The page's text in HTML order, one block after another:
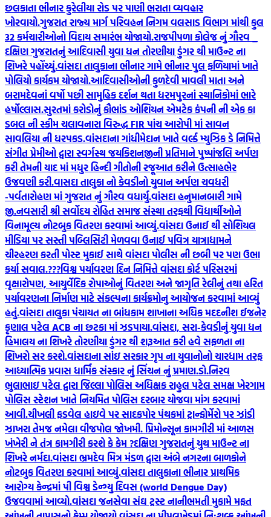
છલકાતા ભીનાર કુરેલીયા રોડ પર પાણી ભરાતા વ્યવહાર
ખોરવાયો.ગુજરાત રાજ્ય માર્ગ પરિવહન નિગમ વલસાડ વિભાગ માંથી કુલ
32 કર્મચારીઓનો વિદાય સમારંભ યોજાયો.રાજપીપળા કોલેજ નું ગૌરવ _
દક્ષિણ ગુજરાતનું આદિવાસી યુવા ધન તોરણીયા ડુંગર થી માઉન્ટ ના
શિખરે પહોંચ્યું.વાંસદા તાલુકાના ભીનાર ગામે ભીનાર પુલ ફળિયામાં ખાતે
પોલિયો કાર્યકમ યોજાયો.આદિવાસીઓની કુળદેવી માવલી માતા અને
બરામદેવનાં વર્ષો પછી સામુહિક દર્શન થતા ધરમપુરનાં સ્થાનિકોમાં ભારે
હર્ષોલ્લાસ.સુરતમાં કરોડોનું કૌભાંડ ઓશિયન એમટેક કંપની ની એક કા
ડબલ ની સ્કીમ ચલાવનારા વિરુદ્ધ FIR પાંચ આરોપી માં સાવન
સાવલિયા ની ધરપકડ.વાંસદાના ગાંધીમેદાન ખાતે વર્લ્ડ મ્યુઝિક ડે નિમિત્તે
સંગીત પ્રેમીઓ દ્વારા સ્વર્ગસ્થ જયકિશનજીની પ્રતિમાને પુષ્પાંજલિ અર્પણ
કરી તેમની યાદ માં મધુર હિન્દી ગીતોની રજૂઆત કરીને ઉત્સાહભેર
ઉજવણી કરી.વાસદા તાલુકા નો કેવડીનો યુવાન અર્પણ ચવધરી
-પર્વતારોહણ માં ગુજરાત નું ગૌરવ વધાર્યુ.વાંસદા હનુમાનબારી ગામે
જી.નવસારી શ્રી સર્વોદય રોહિત સમાજ સંસ્થા તરફથી વિદ્યાર્થીઓને
વિનામૂલ્ય નોટબુક વિતરણ કરવામાં આવ્યું.વાંસદા ઉનાઈ થી સોશિયલ
મીડિયા પર સસ્તી પબ્લિસિટી મેળવવા ઉનાઈ પવિત્ર યાત્રાધામને
ચીરહરણ કરતી પોસ્ટ મુકાઈ સાથે વાંસદા પોલીસ ની છબી પર પણ ઉભા
કર્યા સવાલ.???વિશ્વ પર્યાવરણ દિન નિમિત્તે વાંસદા કોર્ટ પરિસરમાં
વૃક્ષારોપણ, આયુર્વેદિક રોપાઓનું વિતરણ અને જાગૃતિ રેલીનું તથા હરિત
પર્યાવરણના નિર્માણ માટે સંકલ્પના કાર્યક્રમોનુ આયોજન કરવામાં આવ્યું
હતું.વાંસદા તાલુકા પંચાયત ના બાંધકામ શાખાના અધિક મદદનીશ ઈજનેર
કૃણાલ પટેલ ACB ના છટકા માં ઝડપાયા.વાંસદા, સરા-કેવડીનું યુવા ધન
હિમાલય ના શિખરે તોરણીયા ડુંગર થી શરૂઆત કરી હવે સફળતા ના
શિખરો સર કરશે.વાંસદાના સાંઇ સરકાર ગૃપ ના યુવાનોનો ચારધામ તરફ
આધ્યાત્મિક પ્રવાસ ધાર્મિક સંસ્કાર નું સિંચન નું પ્રમાણ.ડો.નિરવ
ભુલાભાઇ પટેલ દ્વારા જિલ્લા પોલિસ અધિક્ષક રાહુલ પટેલ સમક્ષ ખેરગામ
પોલિસ સ્ટેશન ખાતે નિયમિત પોલિસ દરબાર યોજવા માંગ કરવામાં
આવી.ચીખલી ફડવેલ હાઇવે પર સાદકપોર પંથકમાં ટ્રાન્ફોર્મેરો પર ઝાંડી
ઝાખરા તેમજ નમેલા વીજપોલ જોખમી. પ્રિમોન્સૂન કામગીરી માં આળસ
ખંખેરી ને તંત્ર કામગીરી કરશે કે કેમ ?દક્ષિણ ગુજરાતનું યુથ માઉન્ટ ના
શિખરે નર્મદા.વાંસદા ભ્રમદેવ મિત્ર મંડળ દ્વારા અંબે નગરના બાળકોને
નોટબુક વિતરણ કરવામાં આવ્યું.વાંસદા તાલુકાના ભીનાર પ્રાથમિક
આરોગ્ય કેન્દ્રમાં પી વિશ્વ ડેન્ગ્યુ દિવસ (world Dengue Day)
ઉજવવામાં આવ્યો.વાંસદા જનસેવા સંઘ ટ્રસ્ટ નાનીભમતી મુકામે મફત